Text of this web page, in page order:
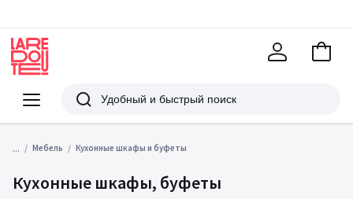
Меню
Redoute
Поиск
В
... Мебель Кухонные шкафы и буфеты
Кухонные шкафы, буфеты